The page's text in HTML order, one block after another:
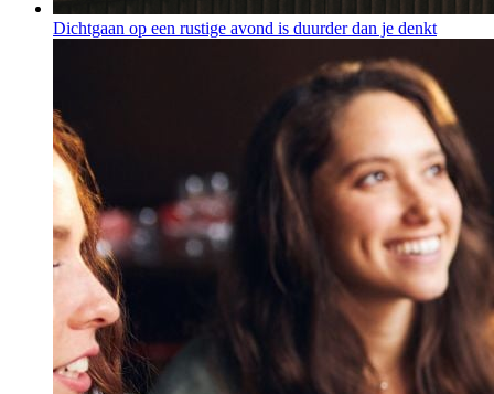
Dichtgaan op een rustige avond is duurder dan je denkt